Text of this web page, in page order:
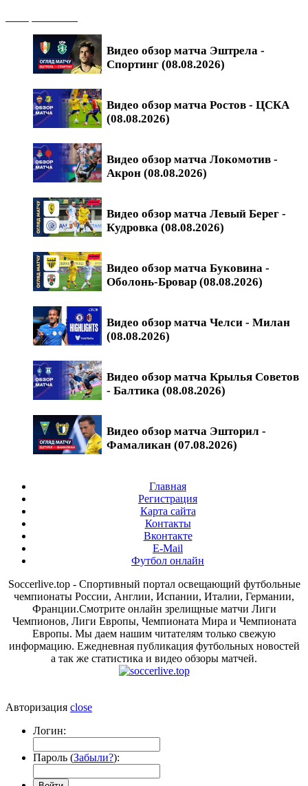
Видео обзор матча Эштрела -
Спортинг (08.08.2026)
Видео обзор матча Ростов - ЦСКА
(08.08.2026)
Видео обзор матча Локомотив -
Акрон (08.08.2026)
Видео обзор матча Левый Берег -
Кудровка (08.08.2026)
Видео обзор матча Буковина -
Оболонь-Бровар (08.08.2026)
Видео обзор матча Челси - Милан
(08.08.2026)
Видео обзор матча Крылья Советов
- Балтика (08.08.2026)
Видео обзор матча Эшторил -
Фамаликан (07.08.2026)
Главная
Регистрация
Карта сайта
Контакты
Вконтакте
E-Mail
Футбол онлайн
Soccerlive.top - Спортивный портал освещающий футбольные
чемпионаты России, Англии, Испании, Италии, Германии,
Франции.Смотрите онлайн зрелищные матчи Лиги
Чемпионов, Лиги Европы, Чемпионата Мира и Чемпионата
Европы. Мы даем нашим читателям только свежую
информацию. Ежедневная публикация футбольных новостей
а так же статистика и видео обзоры матчей.
Авторизация close
Логин:
Пароль (Забыли?):